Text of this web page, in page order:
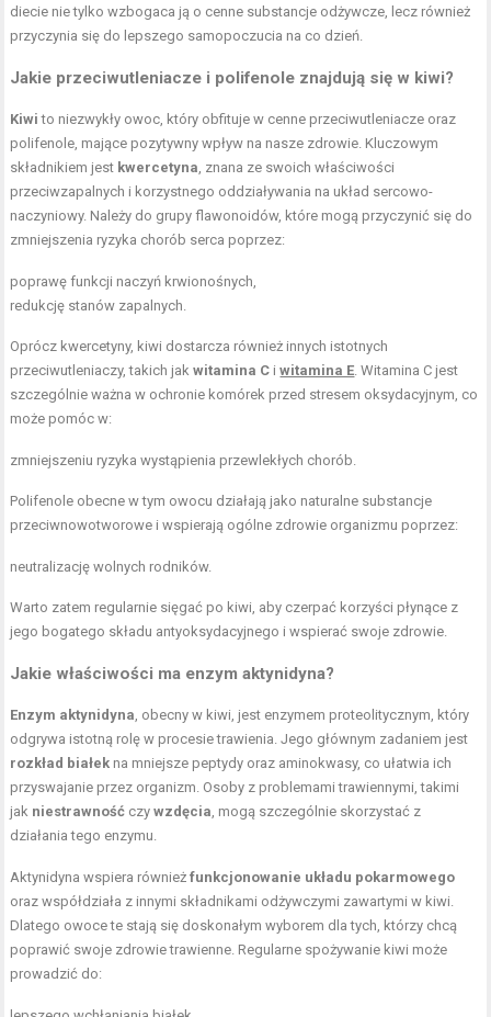
diecie nie tylko wzbogaca ją o cenne substancje odżywcze, lecz również
przyczynia się do lepszego samopoczucia na co dzień.
Jakie przeciwutleniacze i polifenole znajdują się w kiwi?
Kiwi to niezwykły owoc, który obfituje w cenne przeciwutleniacze oraz
polifenole, mające pozytywny wpływ na nasze zdrowie. Kluczowym
składnikiem jest kwercetyna , znana ze swoich właściwości
przeciwzapalnych i korzystnego oddziaływania na układ sercowo-
naczyniowy. Należy do grupy flawonoidów, które mogą przyczynić się do
zmniejszenia ryzyka chorób serca poprzez:
poprawę funkcji naczyń krwionośnych,
redukcję stanów zapalnych.
Oprócz kwercetyny, kiwi dostarcza również innych istotnych
przeciwutleniaczy, takich jakwitamina C iwitamina E . Witamina C jest
szczególnie ważna w ochronie komórek przed stresem oksydacyjnym, co
może pomóc w:
zmniejszeniu ryzyka wystąpienia przewlekłych chorób.
Polifenole obecne w tym owocu działają jako naturalne substancje
przeciwnowotworowe i wspierają ogólne zdrowie organizmu poprzez:
neutralizację wolnych rodników.
Warto zatem regularnie sięgać po kiwi, aby czerpać korzyści płynące z
jego bogatego składu antyoksydacyjnego i wspierać swoje zdrowie.
Jakie właściwości ma enzym aktynidyna?
Enzym aktynidyna , obecny w kiwi, jest enzymem proteolitycznym, który
odgrywa istotną rolę w procesie trawienia. Jego głównym zadaniem jest
rozkład białek na mniejsze peptydy oraz aminokwasy, co ułatwia ich
przyswajanie przez organizm. Osoby z problemami trawiennymi, takimi
jak niestrawność czywzdęcia , mogą szczególnie skorzystać z
działania tego enzymu.
Aktynidyna wspiera równieżfunkcjonowanie układu pokarmowego
oraz współdziała z innymi składnikami odżywczymi zawartymi w kiwi.
Dlatego owoce te stają się doskonałym wyborem dla tych, którzy chcą
poprawić swoje zdrowie trawienne. Regularne spożywanie kiwi może
prowadzić do: